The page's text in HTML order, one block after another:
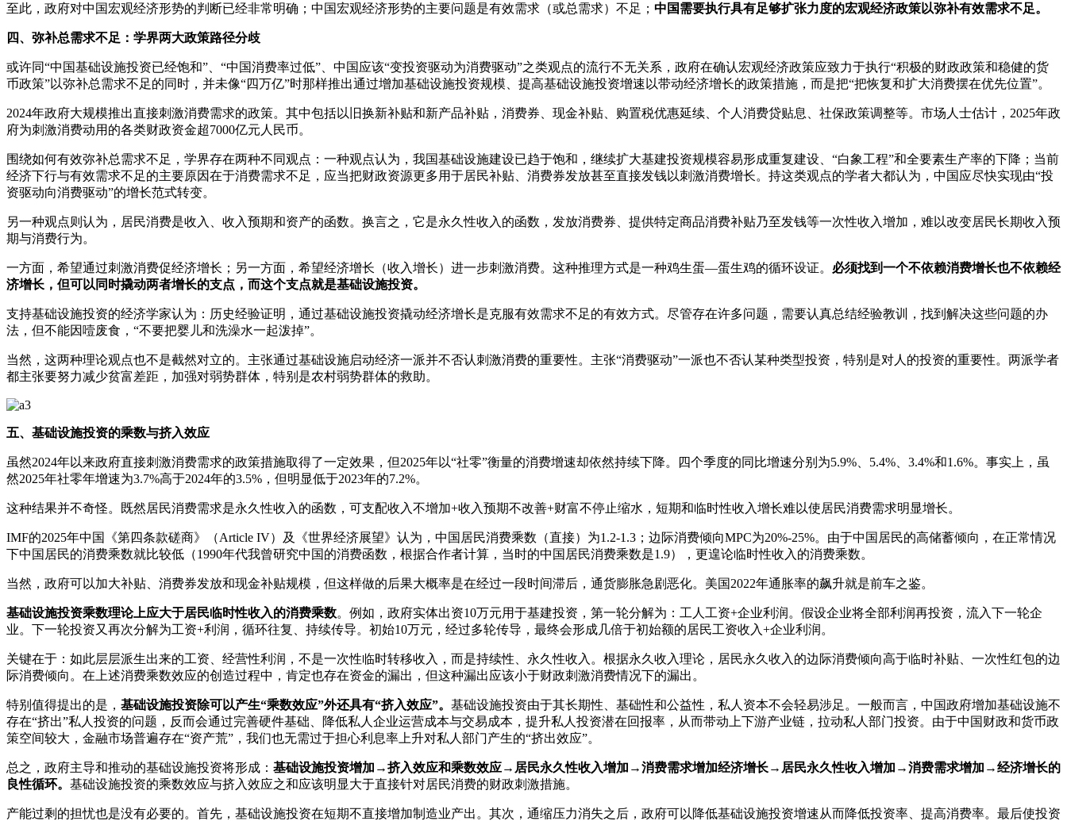
至此，政府对中国宏观经济形势的判断已经非常明确；中国宏观经济形势的主要问题是有效需求（或总需求）不足； 中国需要执行具有足够扩张力度的宏观经济政策以弥补有效需求不足。
四、弥补总需求不足：学界两大政策路径分歧
或许同“中国基础设施投资已经饱和”、“中国消费率过低”、中国应该“变投资驱动为消费驱动”之类观点的流行不无关系，政府在确认宏观经济政策应致力于执行“积极的财政政策和稳健的货
币政策”以弥补总需求不足的同时，并未像“四万亿”时那样推出通过增加基础设施投资规模、提高基础设施投资增速以带动经济增长的政策措施，而是把“把恢复和扩大消费摆在优先位置”。
2024年政府大规模推出直接刺激消费需求的政策。其中包括以旧换新补贴和新产品补贴，消费券、现金补贴、购置税优惠延续、个人消费贷贴息、社保政策调整等。市场人士估计，2025年政
府为刺激消费动用的各类财政资金超7000亿元人民币。
围绕如何有效弥补总需求不足，学界存在两种不同观点：一种观点认为，我国基础设施建设已趋于饱和，继续扩大基建投资规模容易形成重复建设、“白象工程”和全要素生产率的下降；当前
经济下行与有效需求不足的主要原因在于消费需求不足，应当把财政资源更多用于居民补贴、消费券发放甚至直接发钱以刺激消费增长。持这类观点的学者大都认为，中国应尽快实现由“投
资驱动向消费驱动”的增长范式转变。
另一种观点则认为，居民消费是收入、收入预期和资产的函数。换言之，它是永久性收入的函数，发放消费券、提供特定商品消费补贴乃至发钱等一次性收入增加，难以改变居民长期收入预
期与消费行为。
一方面，希望通过刺激消费促经济增长；另一方面，希望经济增长（收入增长）进一步刺激消费。这种推理方式是一种鸡生蛋—蛋生鸡的循环设证。 必须找到一个不依赖消费增长也不依赖经
济增长，但可以同时撬动两者增长的支点，而这个支点就是基础设施投资。
支持基础设施投资的经济学家认为：历史经验证明，通过基础设施投资撬动经济增长是克服有效需求不足的有效方式。尽管存在许多问题，需要认真总结经验教训，找到解决这些问题的办
法，但不能因噎废食，“不要把婴儿和洗澡水一起泼掉”。
当然，这两种理论观点也不是截然对立的。主张通过基础设施启动经济一派并不否认刺激消费的重要性。主张“消费驱动”一派也不否认某种类型投资，特别是对人的投资的重要性。两派学者
都主张要努力减少贫富差距，加强对弱势群体，特别是农村弱势群体的救助。
五、基础设施投资的乘数与挤入效应
虽然2024年以来政府直接刺激消费需求的政策措施取得了一定效果，但2025年以“社零”衡量的消费增速却依然持续下降。四个季度的同比增速分别为5.9%、5.4%、3.4%和1.6%。事实上，虽
然2025年社零年增速为3.7%高于2024年的3.5%，但明显低于2023年的7.2%。
这种结果并不奇怪。既然居民消费需求是永久性收入的函数，可支配收入不增加+收入预期不改善+财富不停止缩水，短期和临时性收入增长难以使居民消费需求明显增长。
IMF的2025年中国《第四条款磋商》（Article IV）及《世界经济展望》认为，中国居民消费乘数（直接）为1.2-1.3；边际消费倾向MPC为20%-25%。由于中国居民的高储蓄倾向，在正常情况
下中国居民的消费乘数就比较低（1990年代我曾研究中国的消费函数，根据合作者计算，当时的中国居民消费乘数是1.9），更遑论临时性收入的消费乘数。
当然，政府可以加大补贴、消费券发放和现金补贴规模，但这样做的后果大概率是在经过一段时间滞后，通货膨胀急剧恶化。美国2022年通胀率的飙升就是前车之鉴。
基础设施投资乘数理论上应大于居民临时性收入的消费乘数。例如，政府实体出资10万元用于基建投资，第一轮分解为：工人工资+企业利润。假设企业将全部利润再投资，流入下一轮企
业。下一轮投资又再次分解为工资+利润，循环往复、持续传导。初始10万元，经过多轮传导，最终会形成几倍于初始额的居民工资收入+企业利润。
关键在于：如此层层派生出来的工资、经营性利润，不是一次性临时转移收入，而是持续性、永久性收入。根据永久收入理论，居民永久收入的边际消费倾向高于临时补贴、一次性红包的边
际消费倾向。在上述消费乘数效应的创造过程中，肯定也存在资金的漏出，但这种漏出应该小于财政刺激消费情况下的漏出。
特别值得提出的是， 基础设施投资除可以产生“乘数效应”外还具有“挤入效应”。 基础设施投资由于其长期性、基础性和公益性，私人资本不会轻易涉足。一般而言，中国政府增加基础设施不
存在“挤出”私人投资的问题，反而会通过完善硬件基础、降低私人企业运营成本与交易成本，提升私人投资潜在回报率，从而带动上下游产业链，拉动私人部门投资。由于中国财政和货币政
策空间较大，金融市场普遍存在“资产荒”，我们也无需过于担心利息率上升对私人部门产生的“挤出效应”。
总之，政府主导和推动的基础设施投资将形成： 基础设施投资增加→挤入效应和乘数效应→居民永久性收入增加→消费需求增加经济增长→居民永久性收入增加→消费需求增加→经济增长的
良性循环。 基础设施投资的乘数效应与挤入效应之和应该明显大于直接针对居民消费的财政刺激措施。
产能过剩的担忧也是没有必要的。首先，基础设施投资在短期不直接增加制造业产出。其次，通缩压力消失之后，政府可以降低基础设施投资增速从而降低投资率、提高消费率。最后使投资